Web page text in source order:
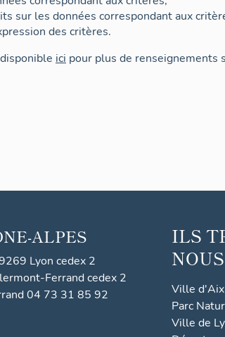
sur les données correspondant aux
des critères.
ici pour plus de renseignements
ALPES
Lyon cedex 2
Ferrand cedex 2
04 73 31 85 92
ILS
NOUS
Ville
Parc
Ville de